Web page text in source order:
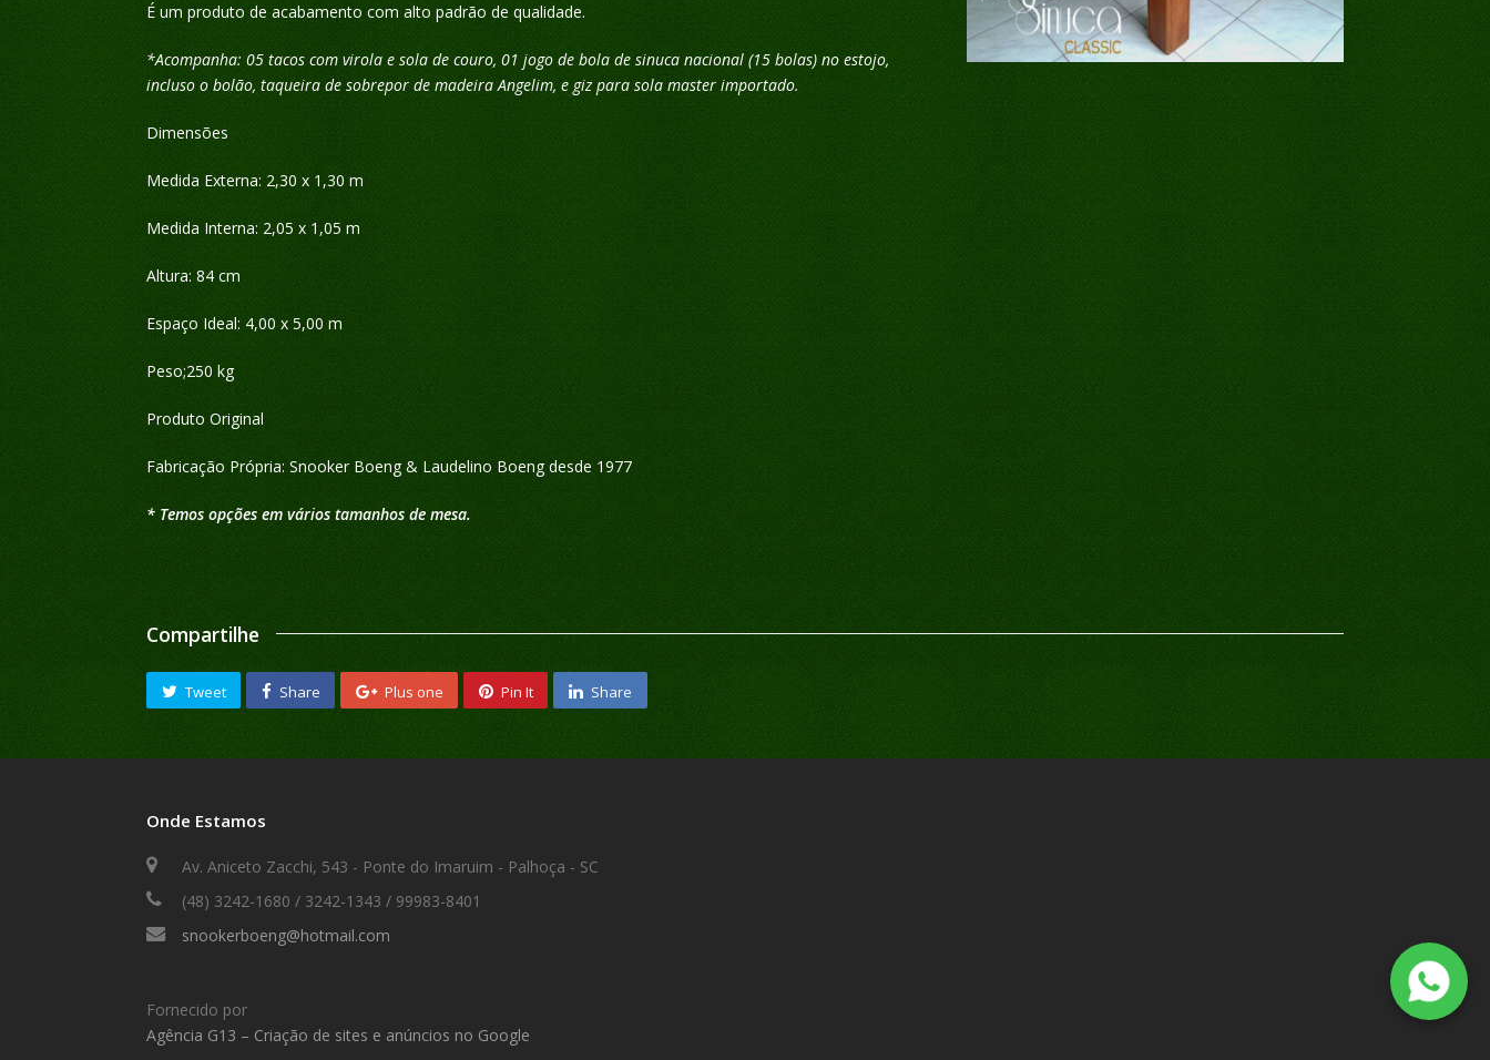
É um produto de acabamento com alto padrão de qualidade.
*Acompanha: 05 tacos com virola e sola de couro, 01 jogo de bola de sinuca nacional (15 bolas) no estojo,
incluso o bolão, taqueira de sobrepor de madeira Angelim, e giz para sola master importado.
Dimensões
Medida Externa: 2,30 x 1,30 m
Medida Interna: 2,05 x 1,05 m
Altura: 84 cm
Espaço Ideal: 4,00 x 5,00 m
Peso;250 kg
Produto Original
Fabricação Própria: Snooker Boeng & Laudelino Boeng desde 1977
* Temos opções em vários tamanhos de mesa.
Compartilhe
Tweet Share Plus one Pin It Share
Onde Estamos
Av. Aniceto Zacchi, 543 - Ponte do Imaruim - Palhoça - SC
(48) 3242-1680 / 3242-1343 / 99983-8401
snookerboeng@hotmail.com
Fornecido por
Agência G13 – Criação de sites e anúncios no Google